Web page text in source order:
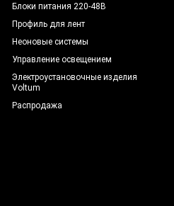
Блоки питания 220-48В
Профиль для лент
Неоновые системы
Управление освещением
Электроустановочные изделия
Voltum
Распродажа